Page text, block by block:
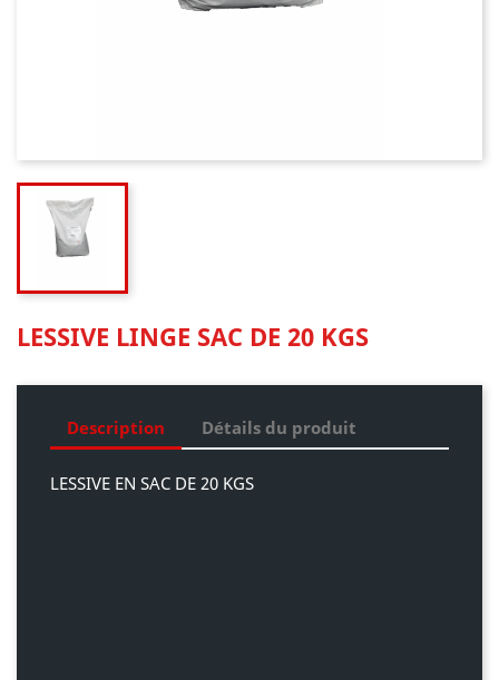
LESSIVE LINGE SAC DE 20 KGS
Description Détails du produit
LESSIVE EN SAC DE 20 KGS